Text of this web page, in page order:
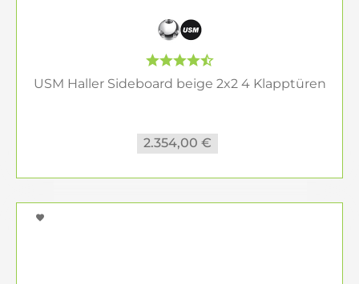
USM Haller Sideboard beige 2x2 4 Klapptüren
2.354,00 €